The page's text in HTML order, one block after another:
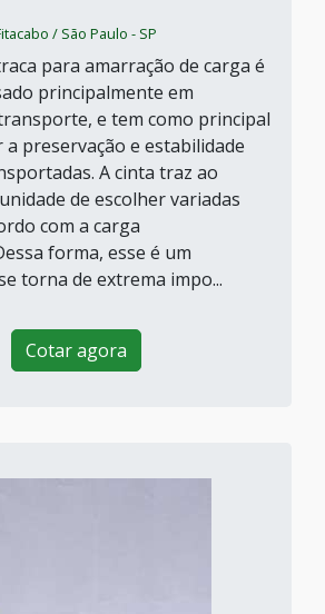
/ São Paulo - SP
para amarração de carga é
principalmente em
e tem como principal
preservação e estabilidade
A cinta traz ao
de escolher variadas
com a carga
forma, esse é um
torna de extrema impo...
Cotar agora